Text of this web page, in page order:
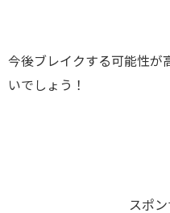
今後ブレイクする可能性が
いでしょう！
スポ